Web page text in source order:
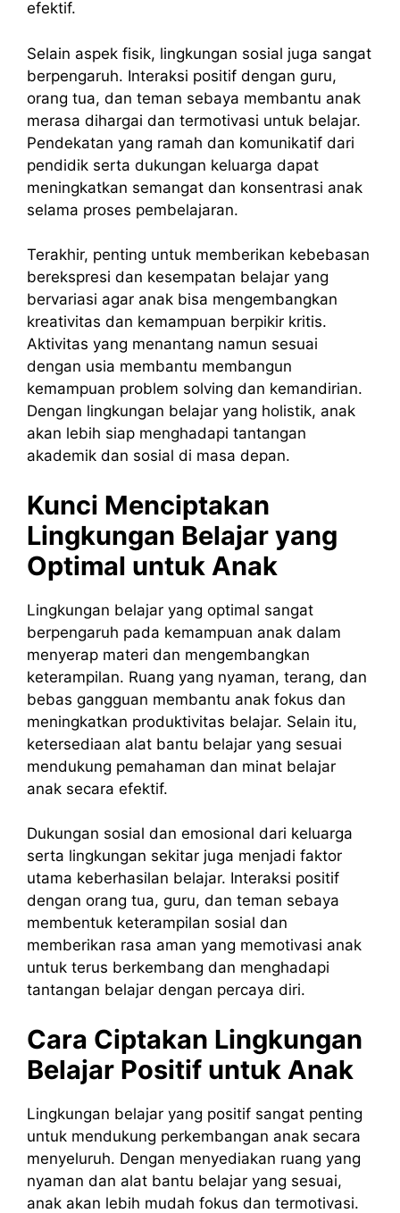
efektif.
Selain aspek fisik, lingkungan sosial juga sangat
berpengaruh. Interaksi positif dengan guru,
orang tua, dan teman sebaya membantu anak
merasa dihargai dan termotivasi untuk belajar.
Pendekatan yang ramah dan komunikatif dari
pendidik serta dukungan keluarga dapat
meningkatkan semangat dan konsentrasi anak
selama proses pembelajaran.
Terakhir, penting untuk memberikan kebebasan
berekspresi dan kesempatan belajar yang
bervariasi agar anak bisa mengembangkan
kreativitas dan kemampuan berpikir kritis.
Aktivitas yang menantang namun sesuai
dengan usia membantu membangun
kemampuan problem solving dan kemandirian.
Dengan lingkungan belajar yang holistik, anak
akan lebih siap menghadapi tantangan
akademik dan sosial di masa depan.
Kunci Menciptakan
Lingkungan Belajar yang
Optimal untuk Anak
Lingkungan belajar yang optimal sangat
berpengaruh pada kemampuan anak dalam
menyerap materi dan mengembangkan
keterampilan. Ruang yang nyaman, terang, dan
bebas gangguan membantu anak fokus dan
meningkatkan produktivitas belajar. Selain itu,
ketersediaan alat bantu belajar yang sesuai
mendukung pemahaman dan minat belajar
anak secara efektif.
Dukungan sosial dan emosional dari keluarga
serta lingkungan sekitar juga menjadi faktor
utama keberhasilan belajar. Interaksi positif
dengan orang tua, guru, dan teman sebaya
membentuk keterampilan sosial dan
memberikan rasa aman yang memotivasi anak
untuk terus berkembang dan menghadapi
tantangan belajar dengan percaya diri.
Cara Ciptakan Lingkungan
Belajar Positif untuk Anak
Lingkungan belajar yang positif sangat penting
untuk mendukung perkembangan anak secara
menyeluruh. Dengan menyediakan ruang yang
nyaman dan alat bantu belajar yang sesuai,
anak akan lebih mudah fokus dan termotivasi.